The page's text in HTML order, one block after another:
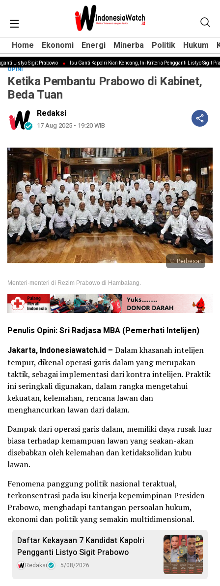
Home Ekonomi Energi Minerba Politik Hukum
Home Ekonomi Energi Minerba Politik Hukum
Listyo Sigit Prabowo Isu Ganti Kapolri Kian Kencang, Ini Kriteria Pengganti Listyo Sigit
OPINI
Ketika Pembantu Prabowo di Kabinet,
Beda Tuan
Redaksi
17 Aug 2025 - 19:20 WIB
Perbesar
Menteri-menteri di Rezim Prabowo di Hambalang.
Penulis Opini: Sri Radjasa MBA (Pemerhati Intelijen)
Jakarta, Indonesiawatch.id – Dalam khasanah intelijen
tempur, dikenal operasi garis dalam yang merupakan
taktik, sebagai implementasi dari kontra intelijen. Praktik
ini seringkali digunakan, dalam rangka mengetahui
kekuatan, kelemahan, rencana lawan dan
menghancurkan lawan dari dalam.
Dampak dari operasi garis dalam, memiliki daya rusak luar
biasa terhadap kemampuan lawan yang seakan-akan
disebabkan oleh kelemahan dan ketidaksolidan kubu
lawan.
Fenomena panggung politik nasional teraktual,
terkonsentrasi pada isu kinerja kepemimpinan Presiden
Prabowo, menghadapi tantangan persoalan hukum,
ekonomi dan politik yang semakin multidimensional.
Daftar Kekayaan 7 Kandidat Kapolri
Pengganti Listyo Sigit Prabowo
Redaksi 5/08/2026